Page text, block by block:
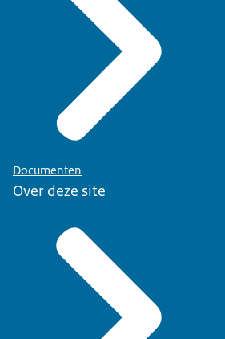
Documenten
Over deze site